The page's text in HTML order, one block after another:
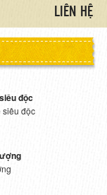
LIÊN HỆ
độc
siêu độc